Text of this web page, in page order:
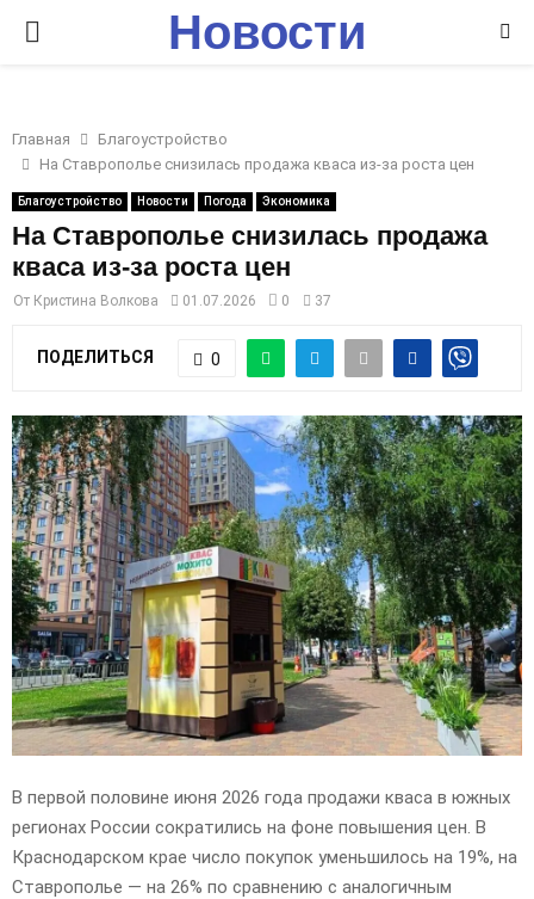
P
I
M
A
R
Y
M
E
N
U
Новости
Главная
Благоустройство
На Ставрополье снизилась продажа кваса из-за роста цен
Благоустройство Новости Погода Экономика
На Ставрополье снизилась продажа
кваса из-за роста цен
От Кристина Волкова 01.07.2026 0 37
ПОДЕЛИТЬСЯ 0
В первой половине июня 2026 года продажи кваса в южных
регионах России сократились на фоне повышения цен. В
Краснодарском крае число покупок уменьшилось на 19%, на
Ставрополье — на 26% по сравнению с аналогичным